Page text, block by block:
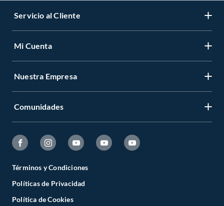
Servicio al Cliente
Mi Cuenta
Nuestra Empresa
Comunidades
Términos y Condiciones
Políticas de Privacidad
Política de Cookies